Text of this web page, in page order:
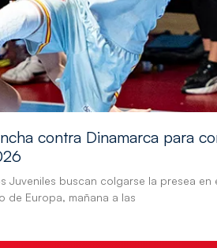
contra Dinamarca para
Juveniles buscan colgarse la presea
de Europa, mañana a las